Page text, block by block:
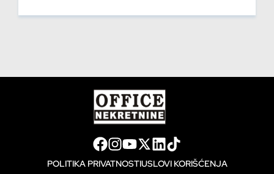
POLITIKA PRIVATNOSTIUSLOVI KORIŠĆENJA